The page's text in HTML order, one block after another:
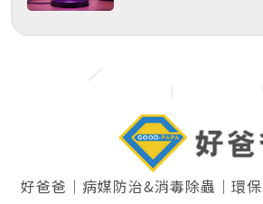
好爸爸｜病媒防治&消毒除蟲｜環